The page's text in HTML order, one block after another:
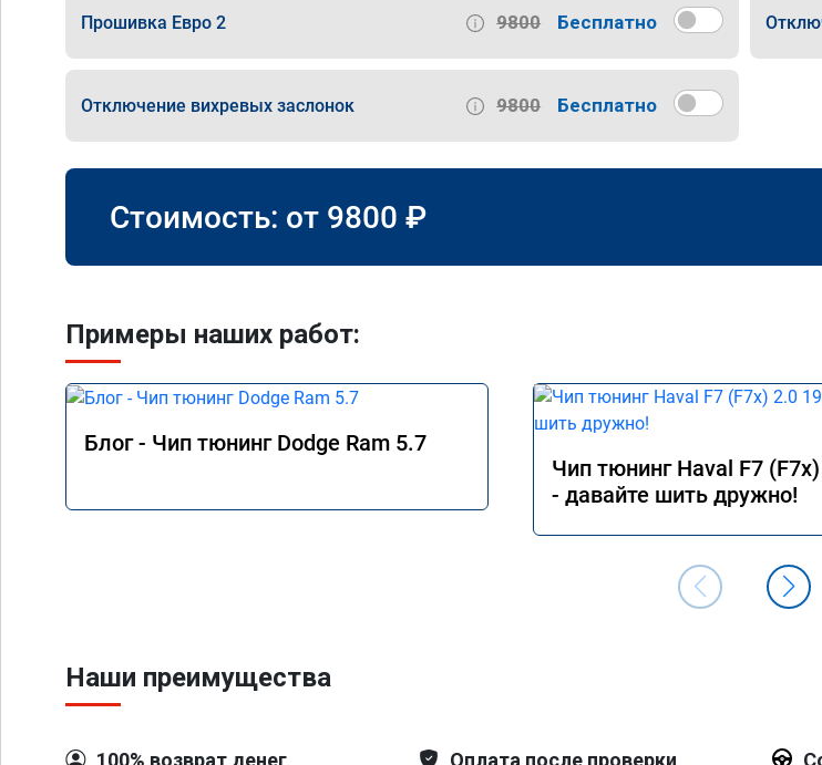
Прошивка Евро 2 9800 Бесплатно
Отключение вихревых заслонок 9800 Бесплатно
Стоимость: от 9800 ₽
Примеры наших работ:
Блог - Чип тюнинг Dodge Ram 5.7
Чип тюнинг Haval F7
- давайте шить дружно!
Наши преимущества
100% возврат денег Оплата после проверки